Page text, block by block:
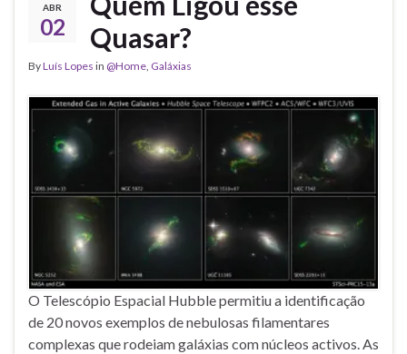
ABR
02
Quasar?
ByLuís Lopes in @Home, Galáxias
O Telescópio Espacial Hubble permitiu a identificação
de 20 novos exemplos de nebulosas filamentares
complexas que rodeiam galáxias com núcleos activos. As